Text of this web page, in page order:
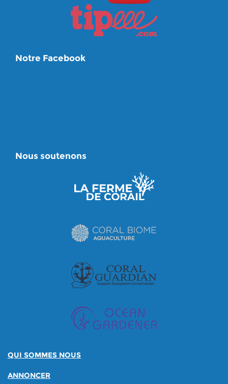
Notre Facebook
Nous soutenons
QUI SOMMES NOUS
ANNONCER